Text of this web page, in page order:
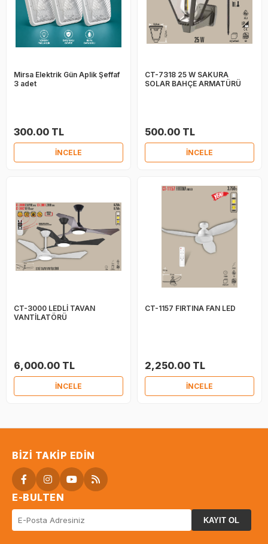
Mirsa Elektrik Gün Aplik Şeffaf
3 adet
300.00 TL
İNCELE
CT-7318 25 W SAKURA
SOLAR BAHÇE ARMATÜRÜ
500.00 TL
İNCELE
CT-3000 LEDLİ TAVAN
VANTİLATÖRÜ
6,000.00 TL
İNCELE
CT-1157 FIRTINA FAN LED
2,250.00 TL
İNCELE
BIZI TAKIP EDIN
E-BULTEN
KAYIT OL